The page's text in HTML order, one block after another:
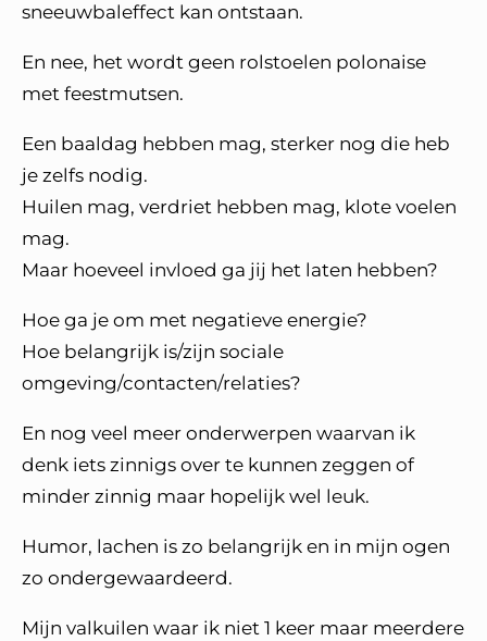
sneeuwbaleffect kan ontstaan.
En nee, het wordt geen rolstoelen polonaise
met feestmutsen.
Een baaldag hebben mag, sterker nog die heb
je zelfs nodig.
Huilen mag, verdriet hebben mag, klote voelen
mag.
Maar hoeveel invloed ga jij het laten hebben?
Hoe ga je om met negatieve energie?
Hoe belangrijk is/zijn sociale
omgeving/contacten/relaties?
En nog veel meer onderwerpen waarvan ik
denk iets zinnigs over te kunnen zeggen of
minder zinnig maar hopelijk wel leuk.
Humor, lachen is zo belangrijk en in mijn ogen
zo ondergewaardeerd.
Mijn valkuilen waar ik niet 1 keer maar meerdere